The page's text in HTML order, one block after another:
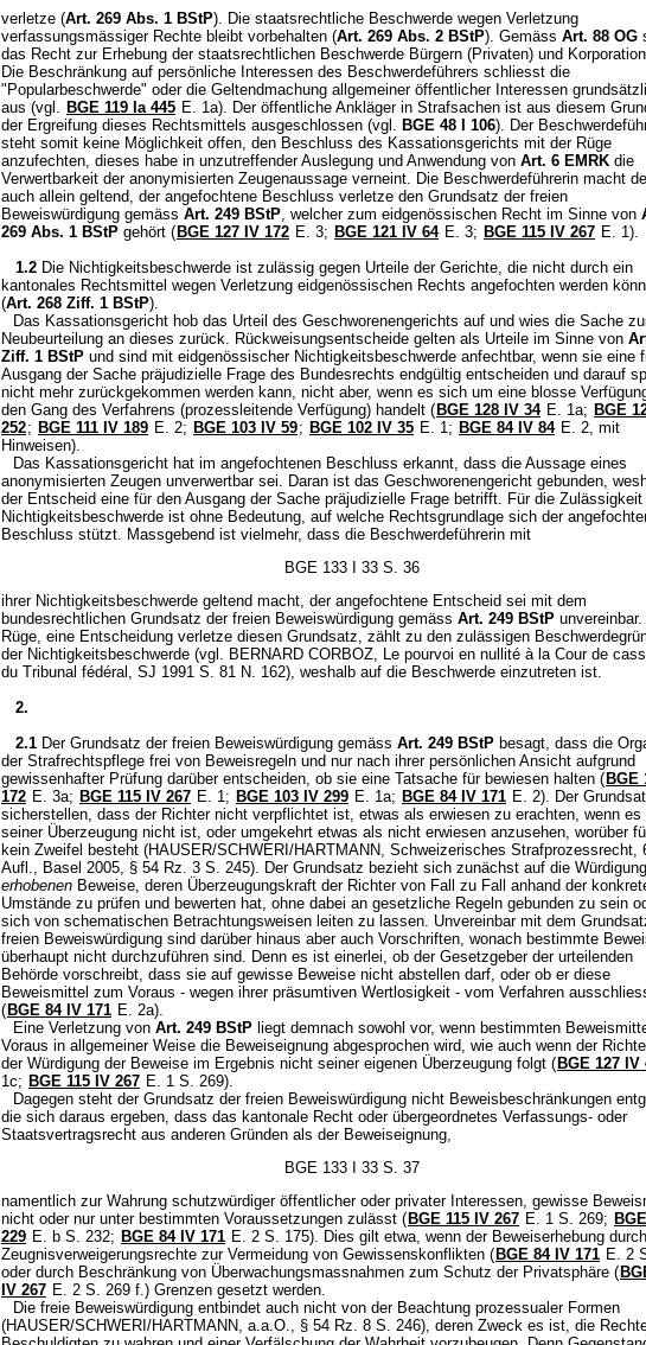
verletze (Art. 269 Abs. 1 BStP). Die staatsrechtliche Beschwerde wegen Verletzung
verfassungsmässiger Rechte bleibt vorbehalten (Art. 269 Abs. 2 BStP). Gemäss Art. 88 OG
das Recht zur Erhebung der staatsrechtlichen Beschwerde Bürgern (Privaten) und
Die Beschränkung auf persönliche Interessen des Beschwerdeführers schliesst die
"Popularbeschwerde" oder die Geltendmachung allgemeiner öffentlicher Interessen
aus (vgl. BGE 119 Ia 445 E. 1a). Der öffentliche Ankläger in Strafsachen ist aus diesem
der Ergreifung dieses Rechtsmittels ausgeschlossen (vgl. BGE 48 I 106). Der
steht somit keine Möglichkeit offen, den Beschluss des Kassationsgerichts mit der Rüge
anzufechten, dieses habe in unzutreffender Auslegung und Anwendung von Art. 6 EMRK die
Verwertbarkeit der anonymisierten Zeugenaussage verneint. Die Beschwerdeführerin macht
auch allein geltend, der angefochtene Beschluss verletze den Grundsatz der freien
Beweiswürdigung gemäss Art. 249 BStP, welcher zum eidgenössischen Recht im Sinne von
269 Abs. 1 BStP gehört ( BGE 127 IV 172 E. 3; BGE 121 IV 64 E. 3; BGE 115 IV 267 E. 1).
1.2 Die Nichtigkeitsbeschwerde ist zulässig gegen Urteile der Gerichte, die nicht durch ein
kantonales Rechtsmittel wegen Verletzung eidgenössischen Rechts angefochten werden
(Art. 268 Ziff. 1 BStP).
Das Kassationsgericht hob das Urteil des Geschworenengerichts auf und wies die Sache
Neubeurteilung an dieses zurück. Rückweisungsentscheide gelten als Urteile im Sinne von
Ziff. 1 BStP und sind mit eidgenössischer Nichtigkeitsbeschwerde anfechtbar, wenn sie eine
Ausgang der Sache präjudizielle Frage des Bundesrechts endgültig entscheiden und darauf
nicht mehr zurückgekommen werden kann, nicht aber, wenn es sich um eine blosse
den Gang des Verfahrens (prozessleitende Verfügung) handelt ( BGE 128 IV 34 E. 1a; BGE
252; BGE 111 IV 189 E. 2; BGE 103 IV 59; BGE 102 IV 35 E. 1; BGE 84 IV 84 E. 2, mit
Hinweisen).
Das Kassationsgericht hat im angefochtenen Beschluss erkannt, dass die Aussage eines
anonymisierten Zeugen unverwertbar sei. Daran ist das Geschworenengericht gebunden,
der Entscheid eine für den Ausgang der Sache präjudizielle Frage betrifft. Für die Zulässigkeit
Nichtigkeitsbeschwerde ist ohne Bedeutung, auf welche Rechtsgrundlage sich der
Beschluss stützt. Massgebend ist vielmehr, dass die Beschwerdeführerin mit
BGE 133 I 33 S. 36
ihrer Nichtigkeitsbeschwerde geltend macht, der angefochtene Entscheid sei mit dem
bundesrechtlichen Grundsatz der freien Beweiswürdigung gemäss Art. 249 BStP
Rüge, eine Entscheidung verletze diesen Grundsatz, zählt zu den zulässigen
der Nichtigkeitsbeschwerde (vgl. BERNARD CORBOZ, Le pourvoi en nullité à la Cour de
du Tribunal fédéral, SJ 1991 S. 81 N. 162), weshalb auf die Beschwerde einzutreten ist.
2.
2.1 Der Grundsatz der freien Beweiswürdigung gemäss Art. 249 BStP besagt, dass die
der Strafrechtspflege frei von Beweisregeln und nur nach ihrer persönlichen Ansicht aufgrund
gewissenhafter Prüfung darüber entscheiden, ob sie eine Tatsache für bewiesen halten ( BGE
172 E. 3a; BGE 115 IV 267 E. 1; BGE 103 IV 299 E. 1a; BGE 84 IV 171 E. 2). Der
sicherstellen, dass der Richter nicht verpflichtet ist, etwas als erwiesen zu erachten, wenn es
seiner Überzeugung nicht ist, oder umgekehrt etwas als nicht erwiesen anzusehen, worüber
kein Zweifel besteht (HAUSER/SCHWERI/HARTMANN, Schweizerisches Strafprozessrecht,
Aufl., Basel 2005, § 54 Rz. 3 S. 245). Der Grundsatz bezieht sich zunächst auf die
erhobenen Beweise, deren Überzeugungskraft der Richter von Fall zu Fall anhand der
Umstände zu prüfen und bewerten hat, ohne dabei an gesetzliche Regeln gebunden zu sein
sich von schematischen Betrachtungsweisen leiten zu lassen. Unvereinbar mit dem
freien Beweiswürdigung sind darüber hinaus aber auch Vorschriften, wonach bestimmte
überhaupt nicht durchzuführen sind. Denn es ist einerlei, ob der Gesetzgeber der urteilenden
Behörde vorschreibt, dass sie auf gewisse Beweise nicht abstellen darf, oder ob er diese
Beweismittel zum Voraus - wegen ihrer präsumtiven Wertlosigkeit - vom Verfahren
( BGE 84 IV 171 E. 2a).
Eine Verletzung von Art. 249 BStP liegt demnach sowohl vor, wenn bestimmten
Voraus in allgemeiner Weise die Beweiseignung abgesprochen wird, wie auch wenn der
der Würdigung der Beweise im Ergebnis nicht seiner eigenen Überzeugung folgt ( BGE 127 IV
1c; BGE 115 IV 267 E. 1 S. 269).
Dagegen steht der Grundsatz der freien Beweiswürdigung nicht Beweisbeschränkungen
die sich daraus ergeben, dass das kantonale Recht oder übergeordnetes Verfassungs- oder
Staatsvertragsrecht aus anderen Gründen als der Beweiseignung,
BGE 133 I 33 S. 37
namentlich zur Wahrung schutzwürdiger öffentlicher oder privater Interessen, gewisse
nicht oder nur unter bestimmten Voraussetzungen zulässt ( BGE 115 IV 267 E. 1 S. 269;
229 E. b S. 232; BGE 84 IV 171 E. 2 S. 175). Dies gilt etwa, wenn der Beweiserhebung durch
Zeugnisverweigerungsrechte zur Vermeidung von Gewissenskonflikten ( BGE 84 IV 171 E. 2
oder durch Beschränkung von Überwachungsmassnahmen zum Schutz der Privatsphäre (
IV 267 E. 2 S. 269 f.) Grenzen gesetzt werden.
Die freie Beweiswürdigung entbindet auch nicht von der Beachtung prozessualer Formen
(HAUSER/SCHWERI/HARTMANN, a.a.O., § 54 Rz. 8 S. 246), deren Zweck es ist, die